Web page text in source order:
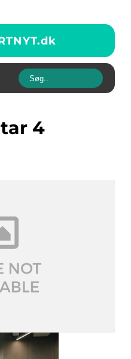
dk
4